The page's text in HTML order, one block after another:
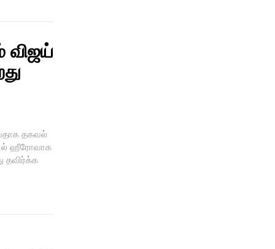
விஜய்
தகவல்
ஹீரோவாக
தவிர்க்க